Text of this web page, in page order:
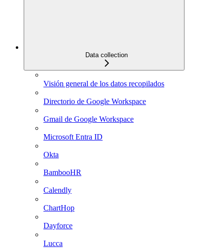
Data collection
Visión general de los datos recopilados
Directorio de Google Workspace
Gmail de Google Workspace
Microsoft Entra ID
Okta
BambooHR
Calendly
ChartHop
Dayforce
Lucca